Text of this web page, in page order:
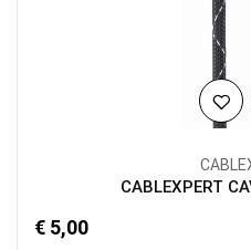
CABLEXPERT
€ 5,00